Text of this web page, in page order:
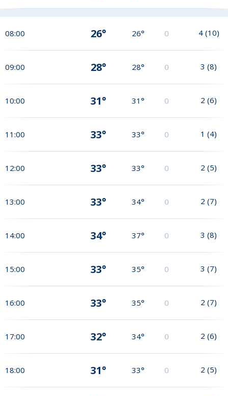
08:00 26° 26° 0 4 (10)
09:00 28° 28° 0 3 (8)
10:00 31° 31° 0 2 (6)
11:00 33° 33° 0 1 (4)
12:00 33° 33° 0 2 (5)
13:00 33° 34° 0 2 (7)
14:00 34° 37° 0 3 (8)
15:00 33° 35° 0 3 (7)
16:00 33° 35° 0 2 (7)
17:00 32° 34° 0 2 (6)
18:00 31° 33° 0 2 (5)